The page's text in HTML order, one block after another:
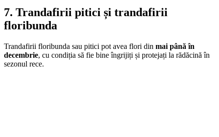
7. Trandafirii pitici și trandafirii
floribunda
Trandafirii floribunda sau pitici pot avea flori din mai până în
decembrie, cu condiția să fie bine îngrijiți și protejați la rădăcină în
sezonul rece.